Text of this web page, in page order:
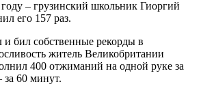
– грузинский школьник Гиоргий
его 157 раз.
и бил собственные рекорды в
житель Великобритании
400 отжиманий на одной руке за
за 60 минут.